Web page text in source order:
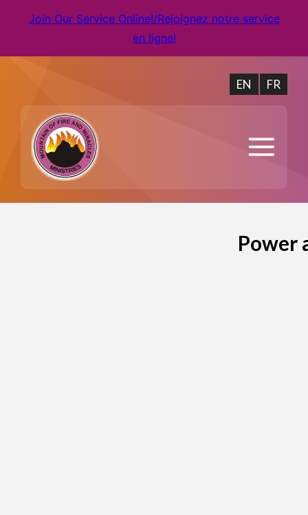
Join Our Service Online!/Rejoignez notre service
en ligne!
EN FR
Power